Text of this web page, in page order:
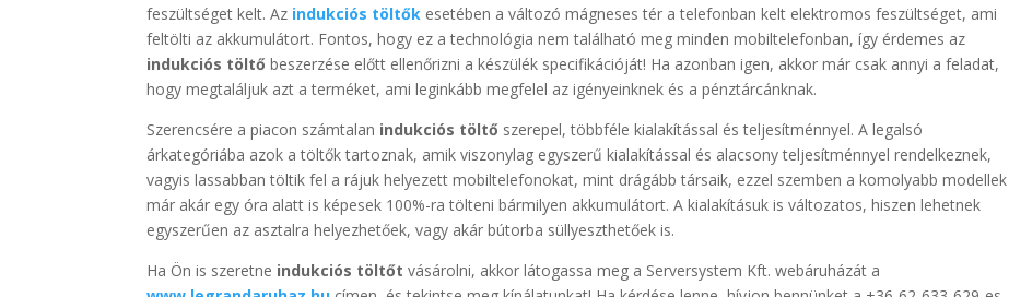
feszültséget kelt. Az indukciós töltők esetében a változó mágneses tér a telefonban kelt elektromos feszültséget, ami
feltölti az akkumulátort. Fontos, hogy ez a technológia nem található meg minden mobiltelefonban, így érdemes az
indukciós töltő beszerzése előtt ellenőrizni a készülék specifikációját! Ha azonban igen, akkor már csak annyi a feladat,
hogy megtaláljuk azt a terméket, ami leginkább megfelel az igényeinknek és a pénztárcánknak.
Szerencsére a piacon számtalan indukciós töltő szerepel, többféle kialakítással és teljesítménnyel. A legalsó
árkategóriába azok a töltők tartoznak, amik viszonylag egyszerű kialakítással és alacsony teljesítménnyel rendelkeznek,
vagyis lassabban töltik fel a rájuk helyezett mobiltelefonokat, mint drágább társaik, ezzel szemben a komolyabb modellek
már akár egy óra alatt is képesek 100%-ra tölteni bármilyen akkumulátort. A kialakításuk is változatos, hiszen lehetnek
egyszerűen az asztalra helyezhetőek, vagy akár bútorba süllyeszthetőek is.
Ha Ön is szeretne indukciós töltőt vásárolni, akkor látogassa meg a Serversystem Kft. webáruházát a